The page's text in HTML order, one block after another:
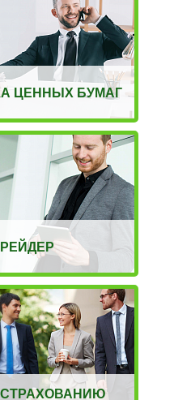
ЦЕННЫХ БУМАГ